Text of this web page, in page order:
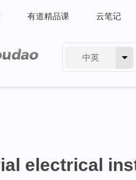
有道精品课 云笔记
中英
electrical